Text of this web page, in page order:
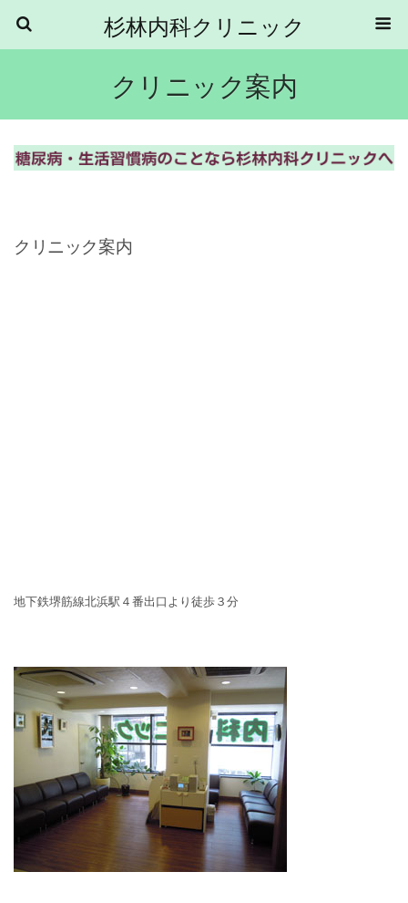
杉林内科クリニック
クリニック案内
クリニック案内
地下鉄堺筋線北浜駅４番出口より徒歩３分